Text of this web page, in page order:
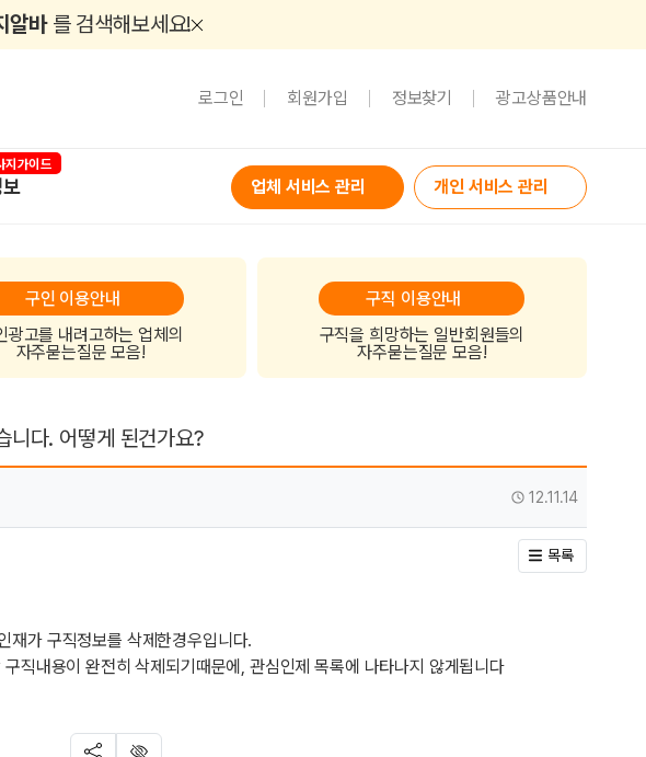
알바 를 검색해보세요!
로그인 회원가입 정보찾기 광고상품안내
지가이드
업체 서비스 관리 개인 서비스 관리
구인 이용안내
광고를 내려고하는 업체의
자주묻는질문 모음!
구직 이용안내
구직을 희망하는 일반회원들의
자주묻는질문 모음!
니다. 어떻게 된건가요?
작성일12.11.14
목록
재가 구직정보를 삭제한경우입니다.
직내용이 완전히 삭제되기때문에, 관심인제 목록에 나타나지 않게됩니다